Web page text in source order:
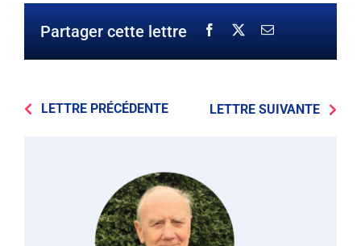
Partager cette lettre
LETTRE PRÉCÉDENTE LETTRE SUIVANTE